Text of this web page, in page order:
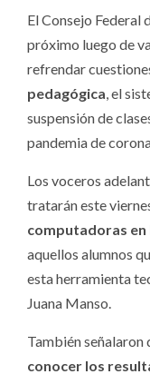
El Consejo Federal
próximo luego de
refrendar
pedagógica, el
suspensión de
pandemia de
Los voceros
tratarán este
computadoras en
aquellos alumnos
esta herramienta
Juana Manso.
También señalaron
conocer los